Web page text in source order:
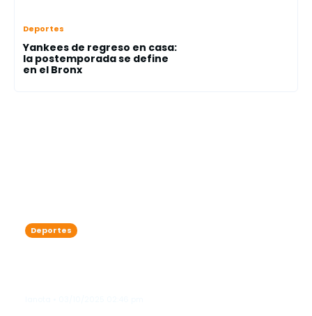
Deportes
Yankees de regreso en casa:
la postemporada se define
en el Bronx
Deportes